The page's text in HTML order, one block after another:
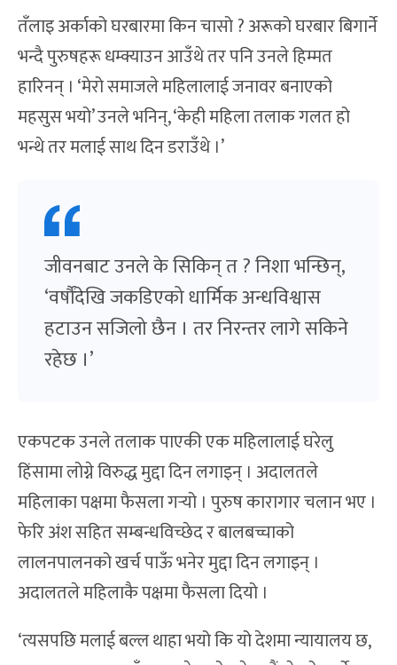
तँलाइ अर्काको घरबारमा किन चासो ? अरूको घरबार बिगार्ने
भन्दै पुरुषहरू धम्क्याउन आउँथे तर पनि उनले हिम्मत
हारिनन् । ‘मेरो समाजले महिलालाई जनावर बनाएको
महसुस भयो’ उनले भनिन्, ‘केही महिला तलाक गलत हो
भन्थे तर मलाई साथ दिन डराउँथे ।’
जीवनबाट उनले के सिकिन् त ? निशा भन्छिन्,
‘वर्षौंदेखि जकडिएको धार्मिक अन्धविश्वास
हटाउन सजिलो छैन । तर निरन्तर लागे सकिने
रहेछ ।’
एकपटक उनले तलाक पाएकी एक महिलालाई घरेलु
हिंसामा लोग्ने विरुद्ध मुद्दा दिन लगाइन् । अदालतले
महिलाका पक्षमा फैसला गर्‍यो । पुरुष कारागार चलान भए ।
फेरि अंश सहित सम्बन्धविच्छेद र बालबच्चाको
लालनपालनको खर्च पाऊँ भनेर मुद्दा दिन लगाइन् ।
अदालतले महिलाकै पक्षमा फैसला दियो ।
‘त्यसपछि मलाई बल्ल थाहा भयो कि यो देशमा न्यायालय छ,